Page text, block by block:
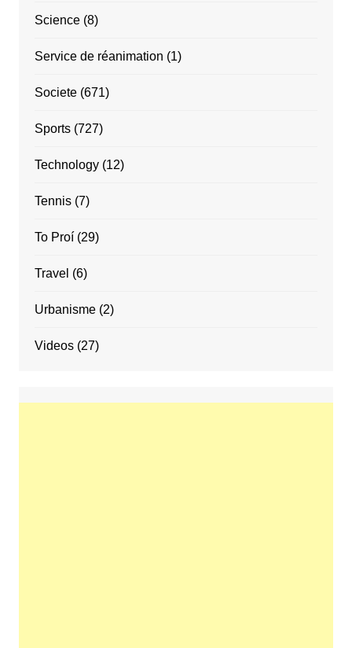
Science(8)
Service de réanimation (1)
Societe(671)
Sports(727)
Technology(12)
Tennis(7)
To Proí(29)
Travel (6)
Urbanisme(2)
Videos(27)